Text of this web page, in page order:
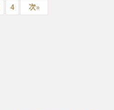
4 次»